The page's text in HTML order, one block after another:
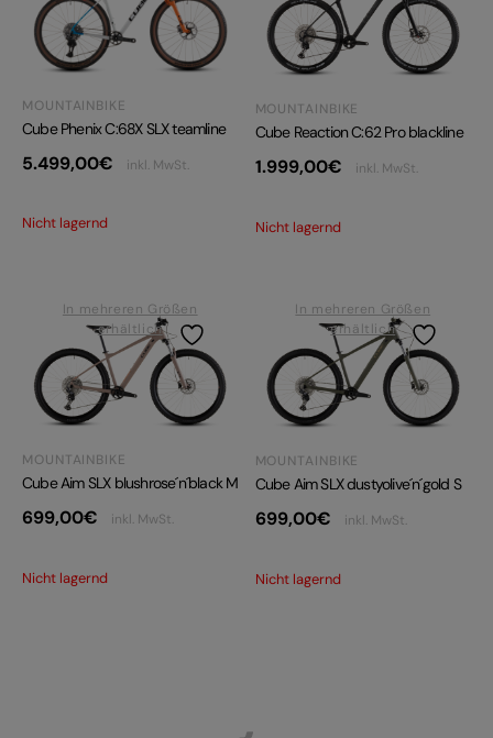
MOUNTAINBIKE
Cube Phenix C:68X SLX teamline
5.499,00€ inkl. MwSt.
Nicht lagernd
MOUNTAINBIKE
Cube Reaction C:62 Pro blackline
1.999,00€ inkl. MwSt.
Nicht lagernd
In mehreren Größen
erhältlich
MOUNTAINBIKE
Cube Aim SLX blushrose´n´black M
699,00€ inkl. MwSt.
Nicht lagernd
In mehreren Größen
erhältlich
MOUNTAINBIKE
Cube Aim SLX dustyolive´n´gold S
699,00€ inkl. MwSt.
Nicht lagernd